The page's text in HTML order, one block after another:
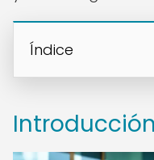
Índice
Introducción